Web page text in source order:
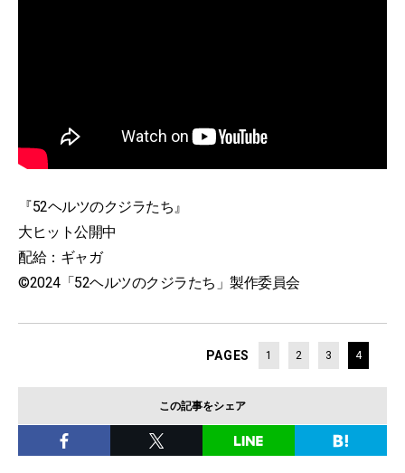
『52ヘルツのクジラたち』
大ヒット公開中
配給：ギャガ
©2024「52ヘルツのクジラたち」製作委員会
PAGES 1 2 3 4
この記事をシェア